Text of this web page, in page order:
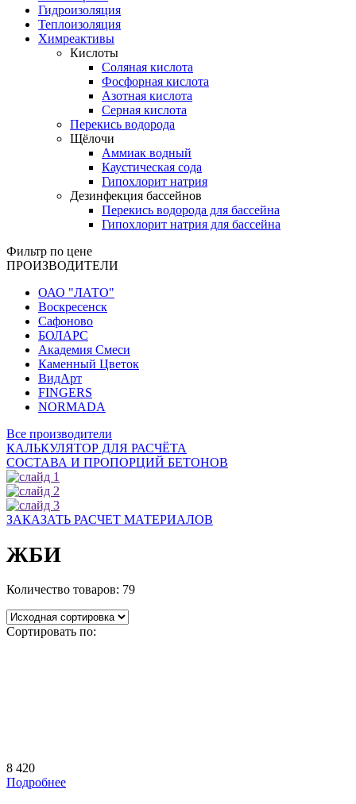
Гидроизоляция
Теплоизоляция
Химреактивы
Кислоты
Соляная кислота
Фосфорная кислота
Азотная кислота
Серная кислота
Перекись водорода
Щёлочи
Аммиак водный
Каустическая сода
Гипохлорит натрия
Дезинфекция бассейнов
Перекись водорода для бассейна
Гипохлорит натрия для бассейна
Фильтр по цене
ПРОИЗВОДИТЕЛИ
ОАО "ЛАТО"
Воскресенск
Сафоново
БОЛАРС
Академия Смеси
Каменный Цветок
ВидАрт
FINGERS
NORMADA
Все производители
КАЛЬКУЛЯТОР ДЛЯ РАСЧЁТА
СОСТАВА И ПРОПОРЦИЙ БЕТОНОВ
ЗАКАЗАТЬ РАСЧЕТ МАТЕРИАЛОВ
ЖБИ
Количество товаров: 79
Сортировать по:
8 420
Подробнее